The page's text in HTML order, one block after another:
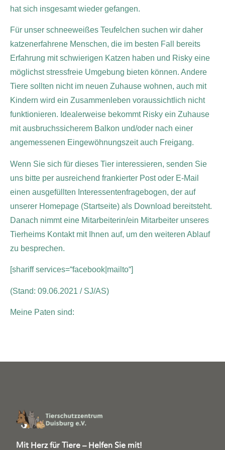
hat sich insgesamt wieder gefangen.
Für unser schneeweißes Teufelchen suchen wir daher
katzenerfahrene Menschen, die im besten Fall bereits
Erfahrung mit schwierigen Katzen haben und Risky eine
möglichst stressfreie Umgebung bieten können. Andere
Tiere sollten nicht im neuen Zuhause wohnen, auch mit
Kindern wird ein Zusammenleben voraussichtlich nicht
funktionieren. Idealerweise bekommt Risky ein Zuhause
mit ausbruchssicherem Balkon und/oder nach einer
angemessenen Eingewöhnungszeit auch Freigang.
Wenn Sie sich für dieses Tier interessieren, senden Sie
uns bitte per ausreichend frankierter Post oder E-Mail
einen ausgefüllten Interessentenfragebogen, der auf
unserer Homepage (Startseite) als Download bereitsteht.
Danach nimmt eine Mitarbeiterin/ein Mitarbeiter unseres
Tierheims Kontakt mit Ihnen auf, um den weiteren Ablauf
zu besprechen.
[shariff services=“facebook|mailto“]
(Stand: 09.06.2021 / SJ/AS)
Meine Paten sind:
Mit Herz für Tiere – Helfen Sie mit!